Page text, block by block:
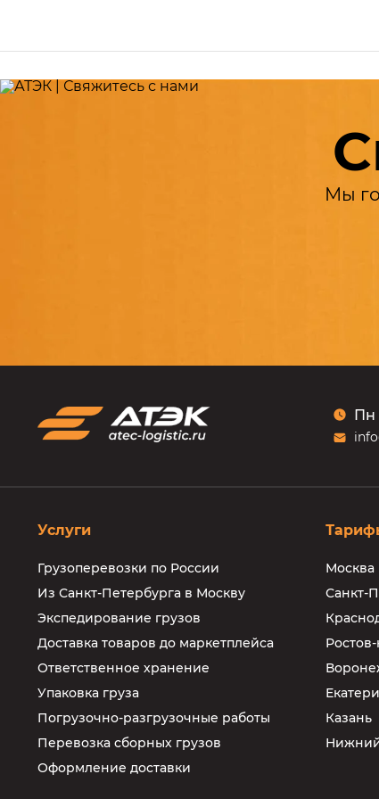
Мы
Пн
Услуги
Грузоперевозки по России
Из Санкт-Петербурга в Москву
Экспедирование грузов
Доставка товаров до маркетплейса
Ответственное хранение
Упаковка груза
Погрузочно-разгрузочные работы
Перевозка сборных грузов
Оформление доставки
Москва
Санкт-
Казань